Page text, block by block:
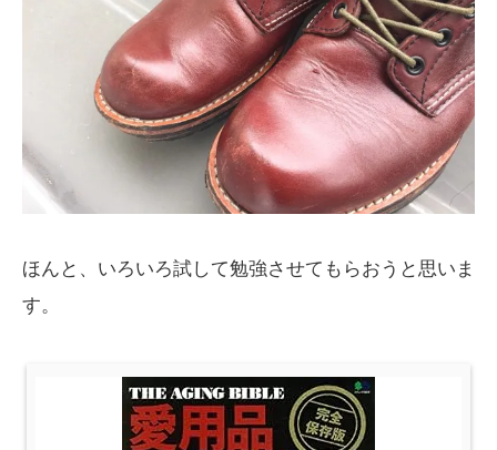
ほんと、いろいろ試して勉強させてもらおうと思いま
す。